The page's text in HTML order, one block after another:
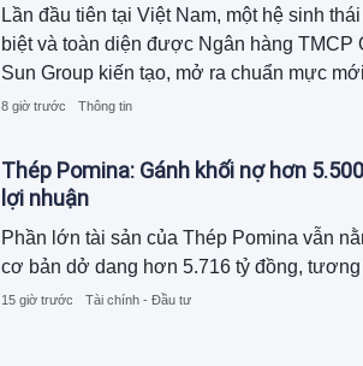
Lần đầu tiên tại Việt Nam, một hệ sinh
biệt và toàn diện được Ngân hàng TMCP
Sun Group kiến tạo, mở ra chuẩn mực
trải nghiệm đều được nâng tầm bằng
8 giờ trước Thông tin
Thép Pomina: Gánh khối nợ hơn
lợi nhuận
Phần lớn tài sản của Thép Pomina vẫn
cơ bản dở dang hơn 5.716 tỷ đồng,
15 giờ trước Tài chính - Đầu tư